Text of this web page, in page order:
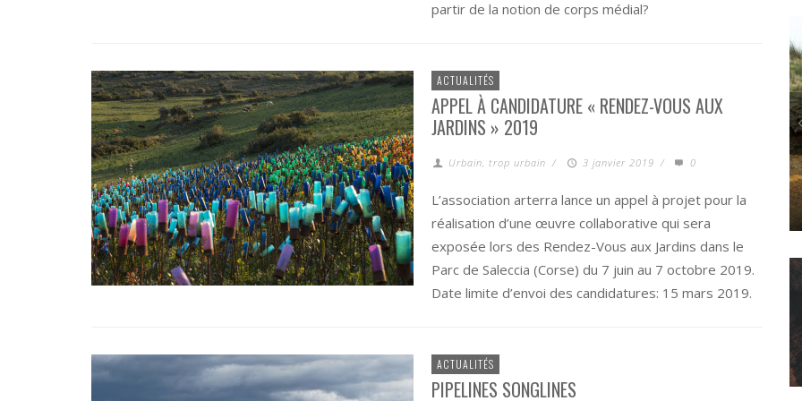
partir de la notion de corps médial?
ACTUALITÉS
APPEL À CANDIDATURE « RENDEZ-VOUS AUX
JARDINS » 2019
Urbain, trop urbain / 3 janvier 2019 / 0
L’association arterra lance un appel à projet pour la
réalisation d’une œuvre collaborative qui sera
exposée lors des Rendez-Vous aux Jardins dans le
Parc de Saleccia (Corse) du 7 juin au 7 octobre 2019.
Date limite d’envoi des candidatures: 15 mars 2019.
ACTUALITÉS
PIPELINES SONGLINES
ZONE DE MÉTAMORPHOSE CRITICAL ZONES. OBSERVATORIES FOR EARTHLY POLITICS L’ANTHROPOCÈNE, UNE ESTHÉTIQUE « CANARD » ?